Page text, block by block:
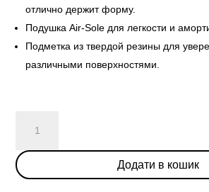
отлично держит форму.
Подушка Air-Sole для легкости и
Подметка из твердой резины для
различными поверхностями.
Dunk
Low
Disrupt
Додати в кошик